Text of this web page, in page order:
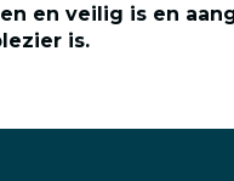
en veilig is en
is.